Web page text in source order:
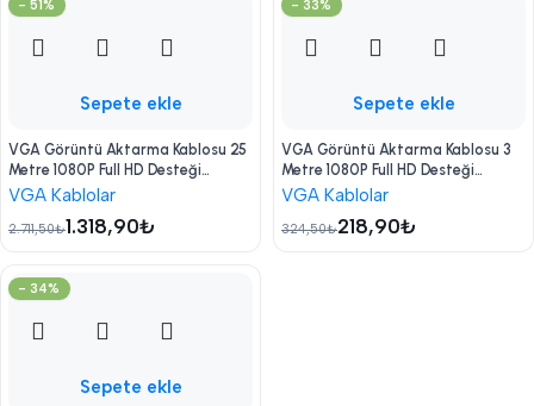
- 51%
Sepete ekle
VGA Görüntü Aktarma Kablosu 25
Metre 1080P Full HD Desteği
Parazit Koruması Geniş Uyumluluk
VGA Kablolar
2.711,50₺1.318,90₺
- 33%
Sepete ekle
VGA Görüntü Aktarma Kablosu 3
Metre 1080P Full HD Desteği
Parazit Koruması Geniş Uyumluluk
VGA Kablolar
324,50₺218,90₺
- 34%
Sepete ekle